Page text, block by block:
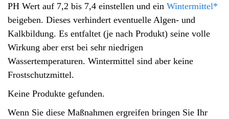
PH Wert auf 7,2 bis 7,4 einstellen und ein Wintermittel*
beigeben. Dieses verhindert eventuelle Algen- und
Kalkbildung. Es entfaltet (je nach Produkt) seine volle
Wirkung aber erst bei sehr niedrigen
Wassertemperaturen. Wintermittel sind aber keine
Frostschutzmittel.
Keine Produkte gefunden.
Wenn Sie diese Maßnahmen ergreifen bringen Sie Ihr